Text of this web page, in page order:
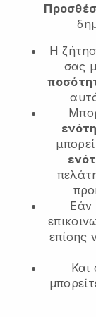
Η
σας
Εάν
επίσης
Και